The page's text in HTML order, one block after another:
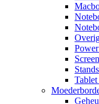
Stands
Tablet